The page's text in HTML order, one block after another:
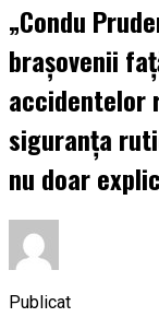
„Condu
brașovenii
accidentelor
siguranța
nu doar
Publicat